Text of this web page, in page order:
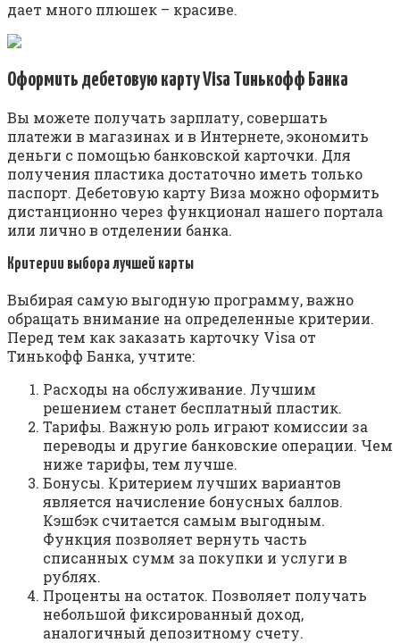
дает много плюшек – красиве.
Оформить дебетовую карту Visa Тинькофф Банка
Вы можете получать зарплату, совершать
платежи в магазинах и в Интернете, экономить
деньги с помощью банковской карточки. Для
получения пластика достаточно иметь только
паспорт. Дебетовую карту Виза можно оформить
дистанционно через функционал нашего портала
или лично в отделении банка.
Критерии выбора лучшей карты
Выбирая самую выгодную программу, важно
обращать внимание на определенные критерии.
Перед тем как заказать карточку Visa от
Тинькофф Банка, учтите:
Расходы на обслуживание. Лучшим
решением станет бесплатный пластик.
Тарифы. Важную роль играют комиссии за
переводы и другие банковские операции. Чем
ниже тарифы, тем лучше.
Бонусы. Критерием лучших вариантов
является начисление бонусных баллов.
Кэшбэк считается самым выгодным.
Функция позволяет вернуть часть
списанных сумм за покупки и услуги в
рублях.
Проценты на остаток. Позволяет получать
небольшой фиксированный доход,
аналогичный депозитному счету.